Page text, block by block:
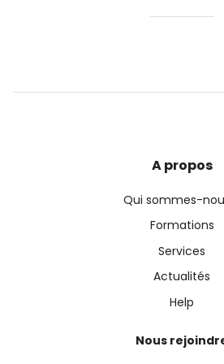
A propos
Qui sommes-
Formations
Services
Actualités
Help
Nous